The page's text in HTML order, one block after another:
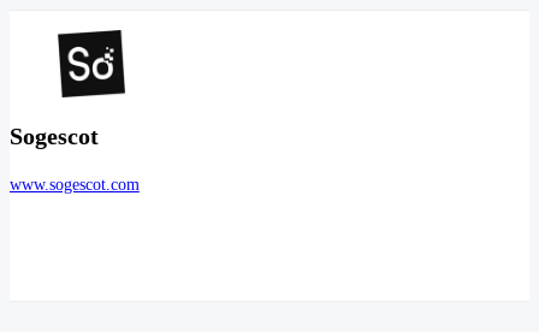
Sogescot
www.sogescot.com